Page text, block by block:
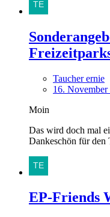
Taucher ernie
16.
Moin
Das wird doch mal
Dankeschön für den
EP-Friends